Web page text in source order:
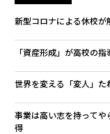
新型コロナによる休校
「資産形成」が高校の
世界を変える「変人」
事業は高い志を持って
得